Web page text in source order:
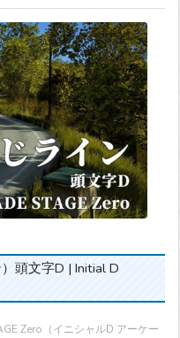
頭文字D | Initial D
Zero（イニシャルD アーケー